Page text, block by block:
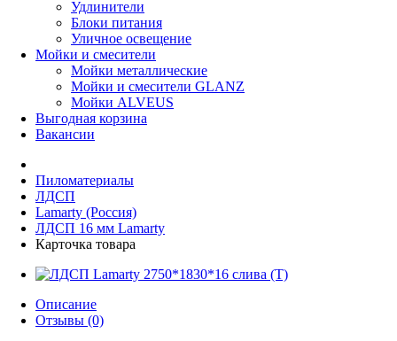
Удлинители
Блоки питания
Уличное освещение
Мойки и смесители
Мойки металлические
Мойки и смесители GLANZ
Мойки ALVEUS
Выгодная корзина
Вакансии
Пиломатериалы
ЛДСП
Lamarty (Россия)
ЛДСП 16 мм Lamarty
Карточка товара
Описание
Отзывы (0)